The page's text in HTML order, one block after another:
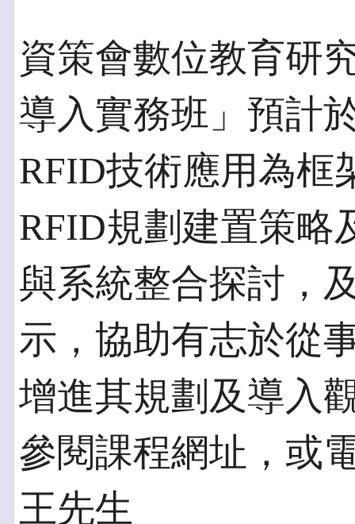
資策會數位教育研
導入實務班」預計
RFID技術應用為框
RFID規劃建置策略
與系統整合探討，
示，協助有志於從
增進其規劃及導入
參閱課程網址，或
王先生